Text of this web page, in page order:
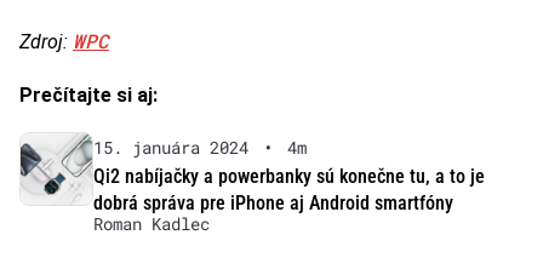
Zdroj: WPC
Prečítajte si aj:
15. januára 2024 •
4m
Qi2 nabíjačky a powerbanky sú konečne tu, a to je
dobrá správa pre iPhone aj Android smartfóny
Roman Kadlec